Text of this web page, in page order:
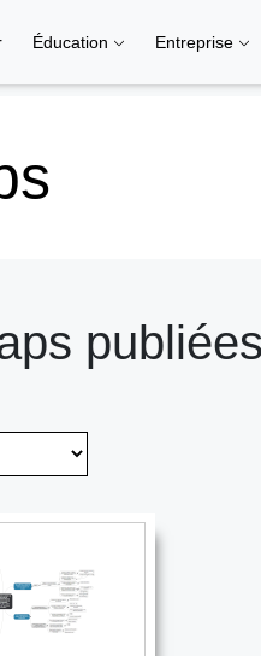
Éducation Entreprise